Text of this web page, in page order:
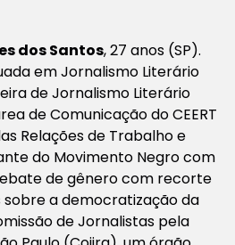
dos Santos, 27 anos (SP).
em Jornalismo Literário
de Jornalismo Literário
de Comunicação do CEERT
Relações de Trabalho e
do Movimento Negro com
de gênero com recorte
sobre a democratização da
de Jornalistas pela